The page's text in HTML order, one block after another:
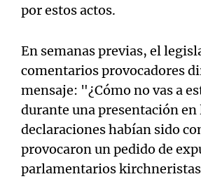
por estos actos.
En semanas previas, el
comentarios provocadores
mensaje: "¿Cómo no vas a
durante una presentación
declaraciones habían sido
provocaron un pedido de
parlamentarios